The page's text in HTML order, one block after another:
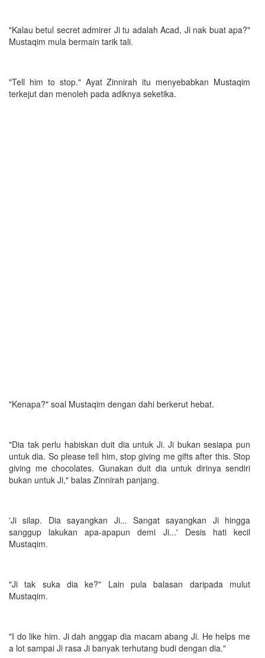
"Kalau betul secret admirer Ji tu adalah Acad, Ji nak buat apa?"
Mustaqim mula bermain tarik tali.
"Tell him to stop." Ayat Zinnirah itu menyebabkan Mustaqim
terkejut dan menoleh pada adiknya seketika.
"Kenapa?" soal Mustaqim dengan dahi berkerut hebat.
"Dia tak perlu habiskan duit dia untuk Ji. Ji bukan sesiapa pun
untuk dia. So please tell him, stop giving me gifts after this. Stop
giving me chocolates. Gunakan duit dia untuk dirinya sendiri
bukan untuk Ji," balas Zinnirah panjang.
'Ji silap. Dia sayangkan Ji... Sangat sayangkan Ji hingga
sanggup lakukan apa-apapun demi Ji...' Desis hati kecil
Mustaqim.
"Ji tak suka dia ke?" Lain pula balasan daripada mulut
Mustaqim.
"I do like him. Ji dah anggap dia macam abang Ji. He helps me
a lot sampai Ji rasa Ji banyak terhutang budi dengan dia."